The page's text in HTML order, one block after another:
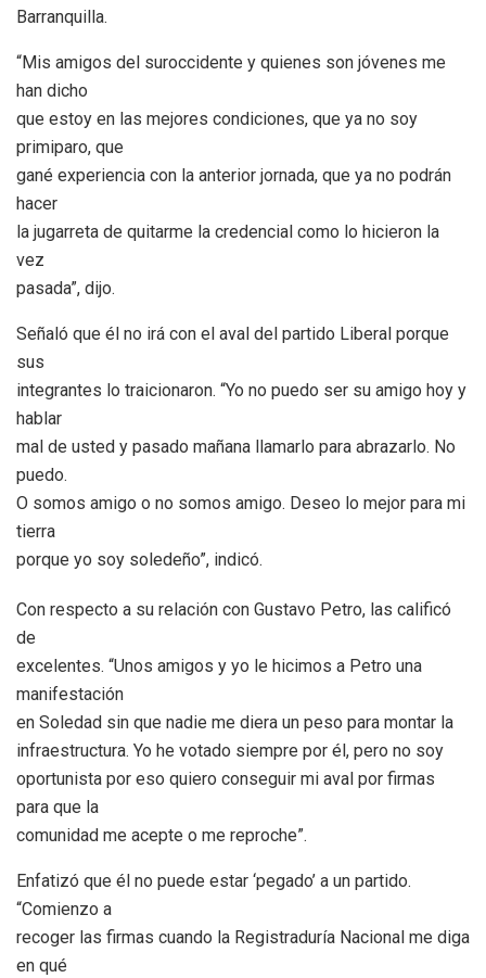
Barranquilla.
“Mis amigos del suroccidente y quienes son jóvenes me
han dicho
que estoy en las mejores condiciones, que ya no soy
primiparo, que
gané experiencia con la anterior jornada, que ya no podrán
hacer
la jugarreta de quitarme la credencial como lo hicieron la
vez
pasada”, dijo.
Señaló que él no irá con el aval del partido Liberal porque
sus
integrantes lo traicionaron. “Yo no puedo ser su amigo hoy y
hablar
mal de usted y pasado mañana llamarlo para abrazarlo. No
puedo.
O somos amigo o no somos amigo. Deseo lo mejor para mi
tierra
porque yo soy soledeño”, indicó.
Con respecto a su relación con Gustavo Petro, las calificó
de
excelentes. “Unos amigos y yo le hicimos a Petro una
manifestación
en Soledad sin que nadie me diera un peso para montar la
infraestructura. Yo he votado siempre por él, pero no soy
oportunista por eso quiero conseguir mi aval por firmas
para que la
comunidad me acepte o me reproche”.
Enfatizó que él no puede estar ‘pegado’ a un partido.
“Comienzo a
recoger las firmas cuando la Registraduría Nacional me diga
en qué